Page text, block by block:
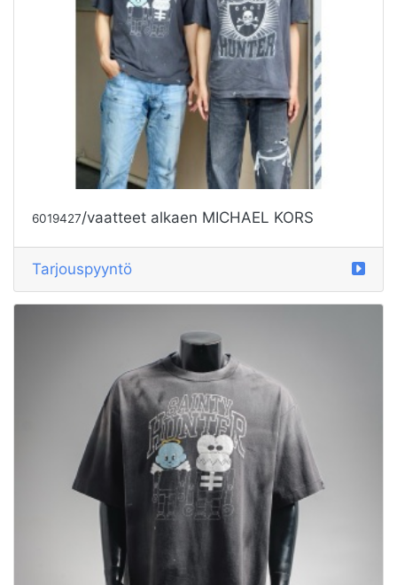
6019427/vaatteet alkaen MICHAEL KORS
Tarjouspyyntö